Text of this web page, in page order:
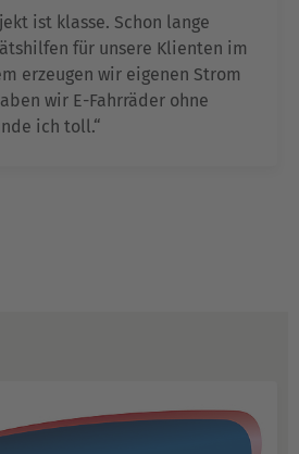
ist klasse. Schon lange
für unsere Klienten im
erzeugen wir eigenen Strom
wir E-Fahrräder ohne
ich toll.“